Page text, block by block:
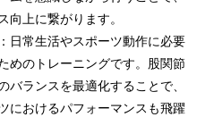
向上に繋がります。
日常生活やスポーツ動作に必要
めのトレーニングです。 股関節
バランス を最適化することで、
におけるパフォーマンスも飛躍